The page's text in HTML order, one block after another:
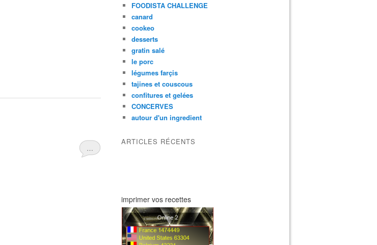
…
FOODISTA CHALLENGE
canard
cookeo
desserts
gratin salé
le porc
légumes farçis
tajines et couscous
confitures et gelées
CONCERVES
autour d'un ingredient
ARTICLES RÉCENTS
imprimer vos recettes